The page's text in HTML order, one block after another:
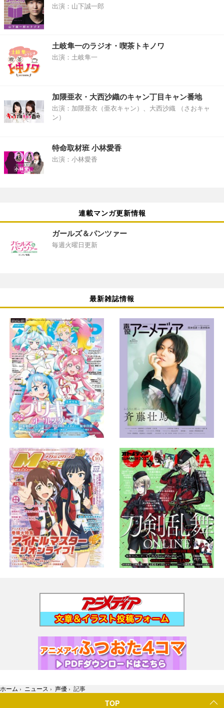
出演：山下誠一郎
土岐隼一のラジオ・喫茶トキノワ
出演：土岐隼一
加隈亜衣・大西沙織のキャン丁目キャン番地
出演：加隈亜衣（亜衣キャン）、大西沙織 （さおキャ
ン）
特命取材班 小林愛香
出演：小林愛香
連載マンガ更新情報
ガールズ＆パンツァー
毎週火曜日更新
最新雑誌情報
ホーム › ニュース › 声優 › 記事
TOP